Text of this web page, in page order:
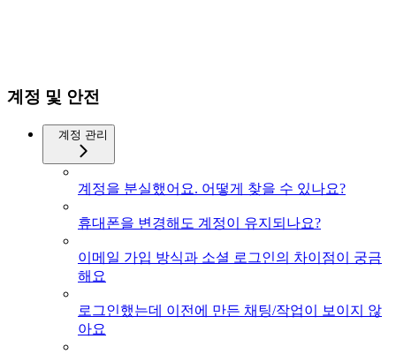
계정 및 안전
계정 관리
계정을 분실했어요. 어떻게 찾을 수 있나요?
휴대폰을 변경해도 계정이 유지되나요?
이메일 가입 방식과 소셜 로그인의 차이점이 궁금
해요
로그인했는데 이전에 만든 채팅/작업이 보이지 않
아요